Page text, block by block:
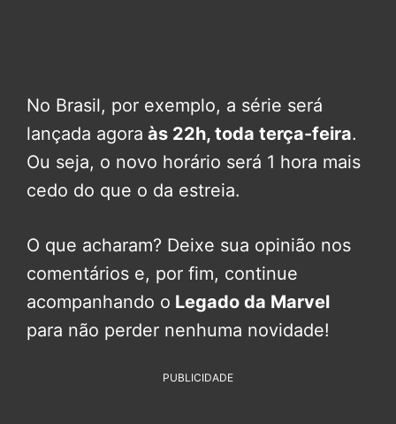
No Brasil, por exemplo, a série será
lançada agora às 22h, toda terça-feira.
Ou seja, o novo horário será 1 hora mais
cedo do que o da estreia.
O que acharam? Deixe sua opinião nos
comentários e, por fim, continue
acompanhando o Legado da Marvel
para não perder nenhuma novidade!
PUBLICIDADE